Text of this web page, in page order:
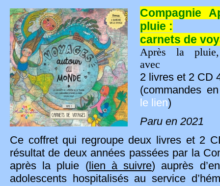
Compagnie
pluie :
carnets de
Après la
avec
2 livres et 2 CD
(commandes
le lien)
Paru en 2021
Ce coffret qui regroupe deux livres et 2
résultat de deux années passées par la
après la pluie (lien à suivre) auprès
adolescents hospitalisés au service